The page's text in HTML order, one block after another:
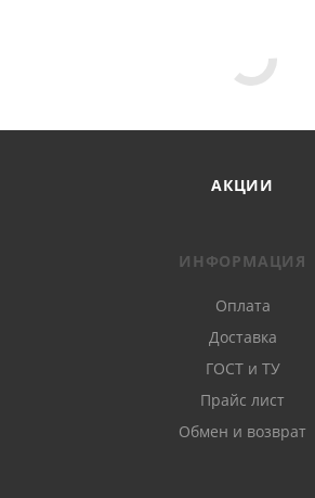
АКЦИИ
ИНФОРМАЦИЯ
Оплата
Доставка
ГОСТ и ТУ
Прайс лист
Обмен и возврат